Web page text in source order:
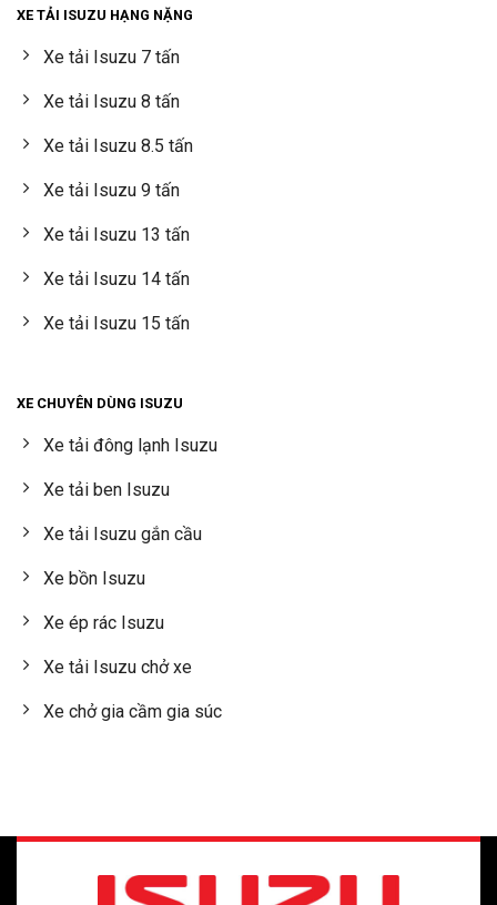
XE TẢI ISUZU HẠNG NẶNG
Xe tải Isuzu 7 tấn
Xe tải Isuzu 8 tấn
Xe tải Isuzu 8.5 tấn
Xe tải Isuzu 9 tấn
Xe tải Isuzu 13 tấn
Xe tải Isuzu 14 tấn
Xe tải Isuzu 15 tấn
XE CHUYÊN DÙNG ISUZU
Xe tải đông lạnh Isuzu
Xe tải ben Isuzu
Xe tải Isuzu gắn cầu
Xe bồn Isuzu
Xe ép rác Isuzu
Xe tải Isuzu chở xe
Xe chở gia cầm gia súc